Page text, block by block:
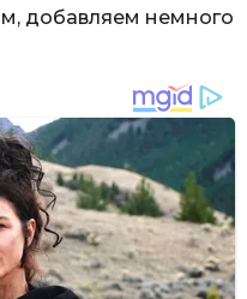
добавляем немного